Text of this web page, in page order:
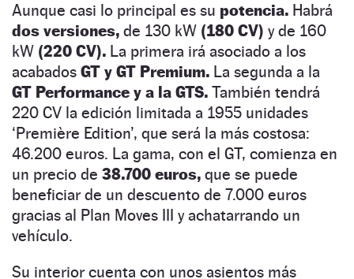
Aunque casi lo principal es su potencia. Habrá
dos versiones, de 130 kW (180 CV) y de 160
kW (220 CV). La primera irá asociado a los
acabados GT y GT Premium. La segunda a la
GT Performance y a la GTS. También tendrá
220 CV la edición limitada a 1955 unidades
‘Première Edition’, que será la más costosa:
46.200 euros. La gama, con el GT, comienza en
un precio de 38.700 euros, que se puede
beneficiar de un descuento de 7.000 euros
gracias al Plan Moves III y achatarrando un
vehículo.
Su interior cuenta con unos asientos más